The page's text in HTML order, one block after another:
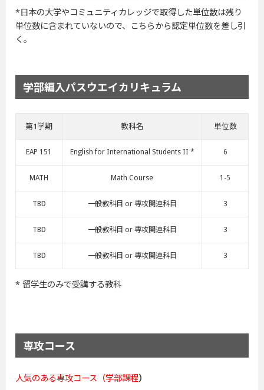
*日本の大学やコミュニティカレッジで取得した単位数は残り
単位数に含まれていないので、こちらから認定単位数を差し引
く。
学部編入パスウエイカリキュラム
第1学期 教科名 単位数
EAP 151 English for International Students II * 6
MATH Math Course 1-5
TBD 一般教科目 or 専攻関連科目 3
TBD 一般教科目 or 専攻関連科目 3
TBD 一般教科目 or 専攻関連科目 3
* 留学生のみで受講する教科
専攻コース
人気のある専攻コース（学部課程）